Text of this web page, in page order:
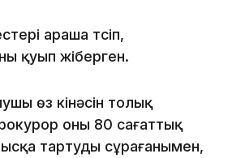
араша түсіп,
қуып жіберген.
өз кінәсін толық
оны 80 сағаттық
тартуды сұрағанымен,